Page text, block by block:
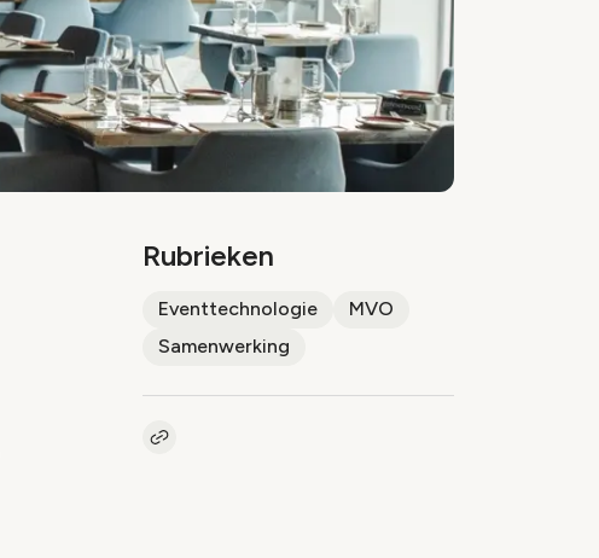
Rubrieken
Eventtechnologie
MVO
Samenwerking
Kopieer link naar artikel